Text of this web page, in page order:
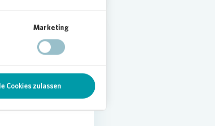
Marketing
Cookies zulassen
in
Rodenkirchen